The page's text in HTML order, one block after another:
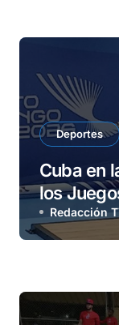
Deportes
Cuba en
los
Redacción